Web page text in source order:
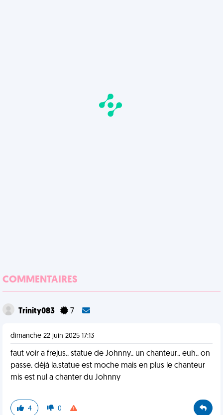
COMMENTAIRES
Trinity083 7
dimanche 22 juin 2025 17:13
faut voir a frejus.. statue de Johnny.. un chanteur.. euh.. on
passe. déjà la.statue est moche mais en plus le chanteur
mis est nul a chanter du Johnny
4 0